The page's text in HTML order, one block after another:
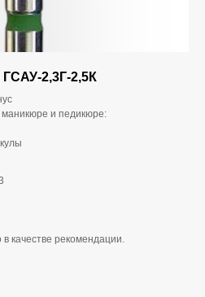
2,3Г-2,5К
и педикюре:
качестве рекомендации.